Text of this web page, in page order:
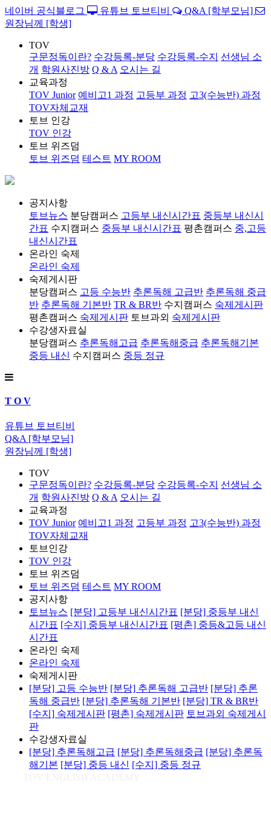
네이버 공식블로그 유튜브 토브티비
Q&A [학부모님]
원장님께 [학생]
TOV
구문정독이란? 수강등록-분당 수강등록-수지
선생님 소
개 학원사진방 Q & A 오시는 길
교육과정
TOV Junior 예비고1 과정 고등부 과정 고3(수능반) 과정
TOV자체교재
토브 인강
TOV 인강
토브 위즈덤
토브 위즈덤 테스트 MY ROOM
공지사항
토브뉴스 분당캠퍼스 고등부 내신시간표 중등부 내신시
간표 수지캠퍼스 중등부 내신시간표 평촌캠퍼스 중,고등
내신시간표
온라인 숙제
온라인 숙제
숙제게시판
분당캠퍼스 고등 수능반 추론독해 고급반 추론독해 중급
반 추론독해 기본반 TR & BR반 수지캠퍼스 숙제게시판
평촌캠퍼스 숙제게시판 토브과외 숙제게시판
수강생자료실
분당캠퍼스 추론독해고급 추론독해중급 추론독해기본
중등 내신 수지캠퍼스 중등 정규
T O V
유튜브 토브티비
Q&A [학부모님]
원장님께 [학생]
TOV
구문정독이란? 수강등록-분당 수강등록-수지
선생님 소
개 학원사진방 Q & A 오시는 길
교육과정
TOV Junior 예비고1 과정 고등부 과정 고3(수능반) 과정
TOV자체교재
토브인강
TOV 인강
토브 위즈덤
토브 위즈덤 테스트 MY ROOM
공지사항
토브뉴스 [분당] 고등부 내신시간표 [분당] 중등부 내신
시간표 [수지] 중등부 내신시간표 [평촌] 중등&고등 내신
시간표
온라인 숙제
온라인 숙제
숙제게시판
[분당] 고등 수능반 [분당] 추론독해 고급반 [분당] 추론
독해 중급반 [분당] 추론독해 기본반 [분당] TR & BR반
[수지] 숙제게시판 [평촌] 숙제게시판 토브과외 숙제게시
판
수강생자료실
[분당] 추론독해고급 [분당] 추론독해중급 [분당] 추론독
해기본 [분당] 중등 내신 [수지] 중등 정규